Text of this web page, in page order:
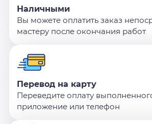
Наличными
Вы можете оплатить заказ
мастеру после окончания работ
Перевод на карту
Переведите оплату
приложение или телефон